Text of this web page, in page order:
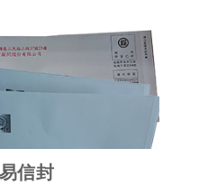
信封